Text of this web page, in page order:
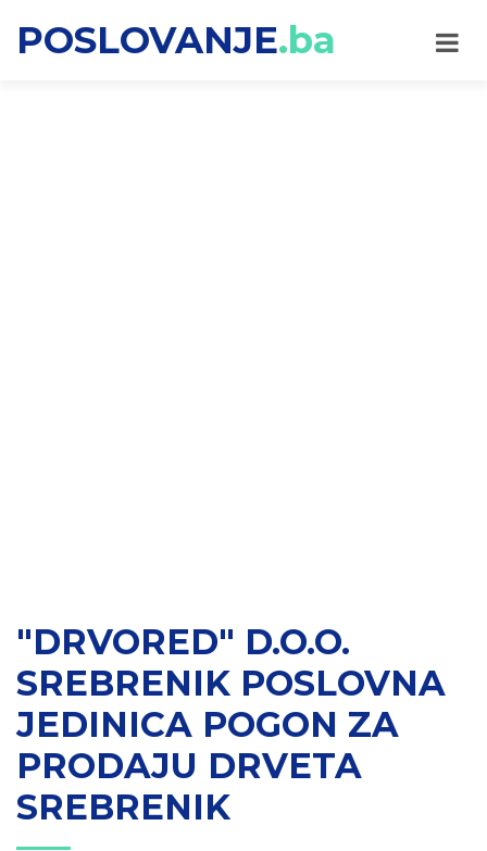
POSLOVANJE.ba
"DRVORED" D.O.O.
SREBRENIK POSLOVNA
JEDINICA POGON ZA
PRODAJU DRVETA
SREBRENIK